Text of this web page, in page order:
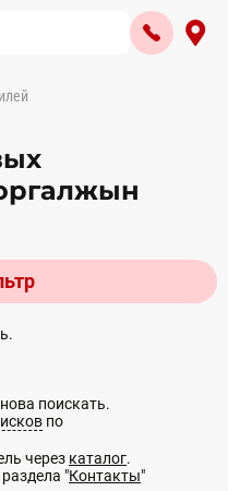
поискать.
по
через каталог.
"Контакты"